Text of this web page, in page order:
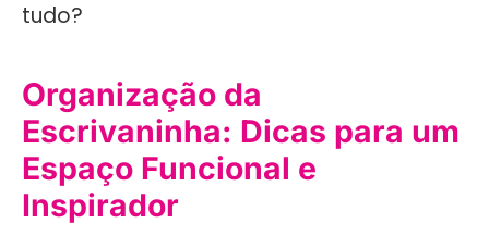
tudo?
Organização da
Escrivaninha: Dicas para um
Espaço Funcional e
Inspirador